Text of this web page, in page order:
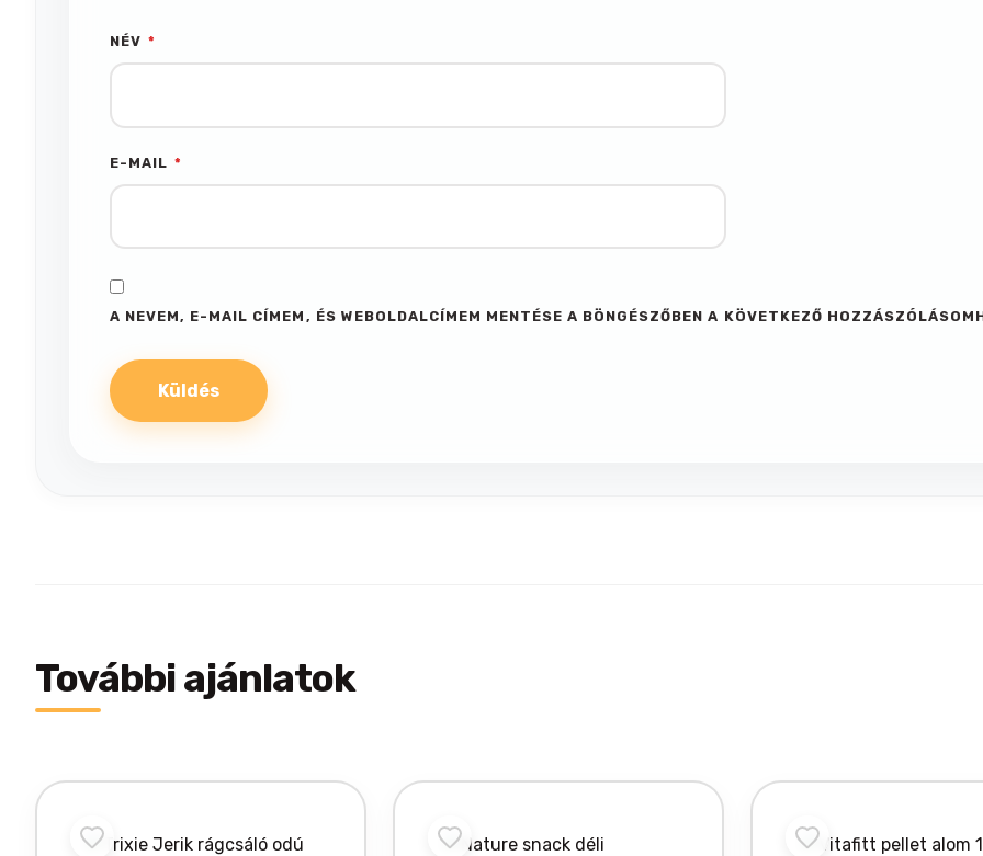
NÉV *
E-MAIL *
A NEVEM, E-MAIL CÍMEM, ÉS WEBOLDALCÍMEM MENTÉSE A BÖNGÉSZŐBEN A KÖVETKEZŐ
További ajánlatok